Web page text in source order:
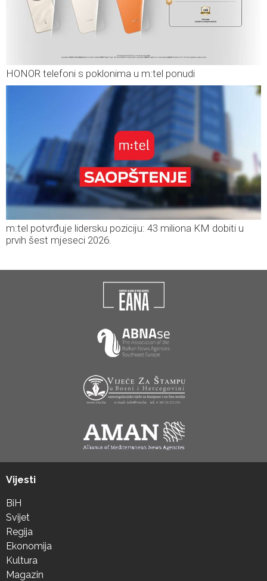
HONOR telefoni s poklonima u m:tel ponudi
m:tel potvrđuje lidersku poziciju: 43 miliona KM dobiti u
prvih šest mjeseci 2026.
Vijesti
BiH
Svijet
Regija
Ekonomija
Kultura
Magazin